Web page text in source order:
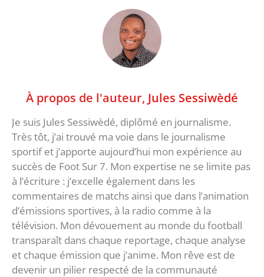
À propos de l'auteur, Jules Sessiwèdé
Je suis Jules Sessiwèdé, diplômé en journalisme.
Très tôt, j’ai trouvé ma voie dans le journalisme
sportif et j’apporte aujourd’hui mon expérience au
succès de Foot Sur 7. Mon expertise ne se limite pas
à l’écriture : j’excelle également dans les
commentaires de matchs ainsi que dans l’animation
d’émissions sportives, à la radio comme à la
télévision. Mon dévouement au monde du football
transparaît dans chaque reportage, chaque analyse
et chaque émission que j’anime. Mon rêve est de
devenir un pilier respecté de la communauté